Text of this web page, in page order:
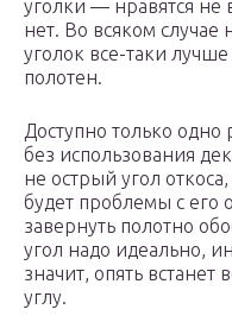
уголки — нравятся не
нет. Во всяком случае
уголок все-таки
полотен.
Доступно только
без использования
не острый угол
будет проблемы с его
завернуть полотно
угол надо идеально,
значит, опять встанет
углу.